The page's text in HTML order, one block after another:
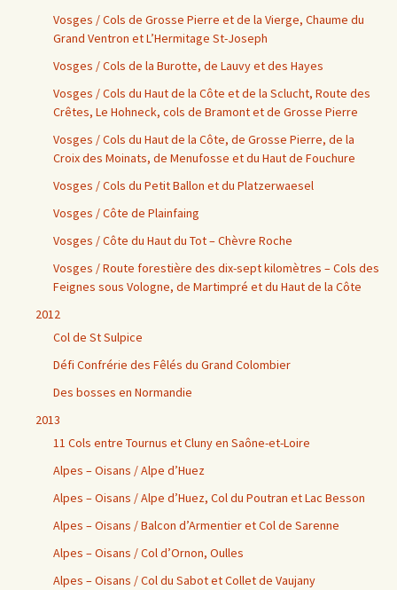
Vosges / Cols de Grosse Pierre et de la Vierge, Chaume du
Grand Ventron et L’Hermitage St-Joseph
Vosges / Cols de la Burotte, de Lauvy et des Hayes
Vosges / Cols du Haut de la Côte et de la Sclucht, Route des
Crêtes, Le Hohneck, cols de Bramont et de Grosse Pierre
Vosges / Cols du Haut de la Côte, de Grosse Pierre, de la
Croix des Moinats, de Menufosse et du Haut de Fouchure
Vosges / Cols du Petit Ballon et du Platzerwaesel
Vosges / Côte de Plainfaing
Vosges / Côte du Haut du Tot – Chèvre Roche
Vosges / Route forestière des dix-sept kilomètres – Cols des
Feignes sous Vologne, de Martimpré et du Haut de la Côte
2012
Col de St Sulpice
Défi Confrérie des Fêlés du Grand Colombier
Des bosses en Normandie
2013
11 Cols entre Tournus et Cluny en Saône-et-Loire
Alpes – Oisans / Alpe d’Huez
Alpes – Oisans / Alpe d’Huez, Col du Poutran et Lac Besson
Alpes – Oisans / Balcon d’Armentier et Col de Sarenne
Alpes – Oisans / Col d’Ornon, Oulles
Alpes – Oisans / Col du Sabot et Collet de Vaujany